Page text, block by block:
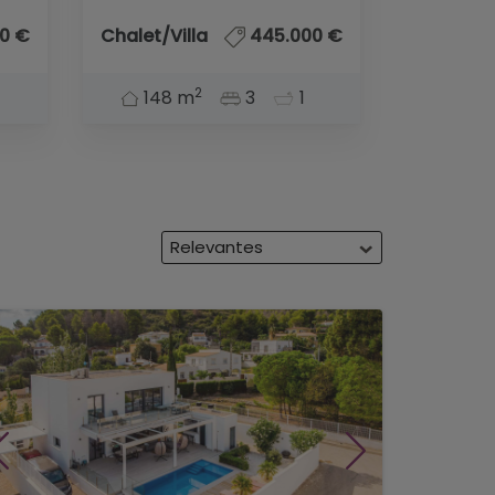
€ Chalet/Villa 445.000 €
148 m2 3 1
Relevantes